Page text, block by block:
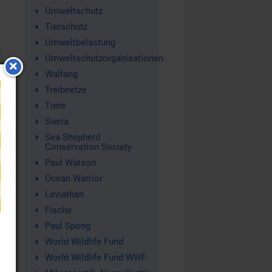
Umweltschutz
Tierschutz
Umweltbelastung
Umweltschutzorganisationen
Walfang
Treibnetze
Tiere
Sierra
Sea Shepherd
Conservation Society
Paul Watson
Ocean Warrior
Leviathan
Fische
Paul Spong
World Wildlife Fund
World Wildlife Fund WWF